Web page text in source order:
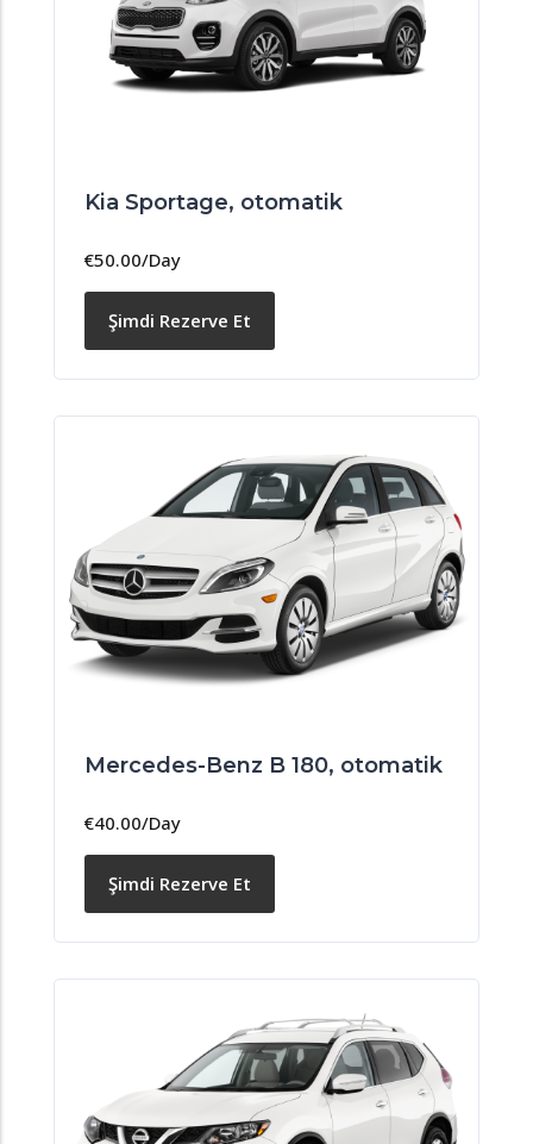
Kia Sportage, otomatik
€50.00/Day
Şimdi Rezerve Et
Mercedes-Benz B 180, otomatik
€40.00/Day
Şimdi Rezerve Et